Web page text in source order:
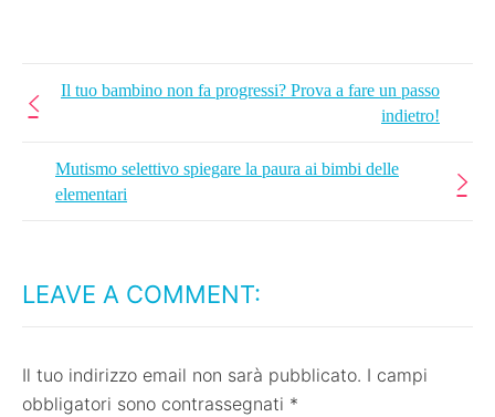
Mutismo selettivo spiegare la paura ai bimbi delle
elementari
Il tuo bambino non fa progressi? Prova a fare un passo
indietro!
LEAVE A COMMENT:
Il tuo indirizzo email non sarà pubblicato. I campi
obbligatori sono contrassegnati *